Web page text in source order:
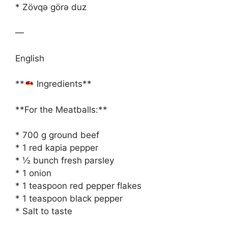
* Zövqə görə duz
—
English
** Ingredients**
**For the Meatballs:**
* 700 g ground beef
* 1 red kapia pepper
* ½ bunch fresh parsley
* 1 onion
* 1 teaspoon red pepper flakes
* 1 teaspoon black pepper
* Salt to taste